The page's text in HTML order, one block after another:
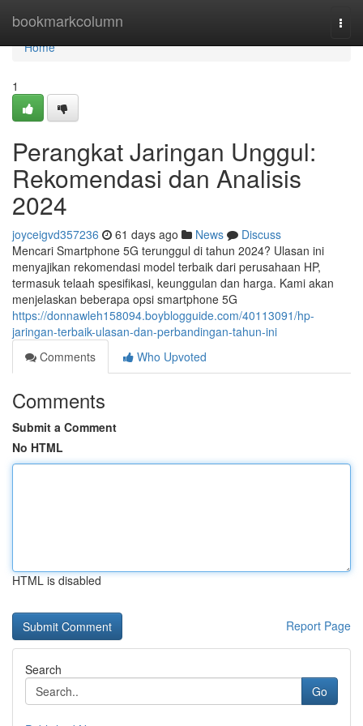
bookmarkcolumn
Home
Home
1
Perangkat Jaringan Unggul:
Rekomendasi dan Analisis
2024
joyceigvd357236 61 days ago News
Discuss
Mencari Smartphone 5G terunggul di tahun 2024? Ulasan ini
menyajikan rekomendasi model terbaik dari perusahaan HP,
termasuk telaah spesifikasi, keunggulan dan harga. Kami akan
menjelaskan beberapa opsi smartphone 5G
https://donnawleh158094.boyblogguide.com/40113091/hp-
jaringan-terbaik-ulasan-dan-perbandingan-tahun-ini
Comments
Who Upvoted
Comments
Submit a Comment
No HTML
HTML is disabled
Report Page
Search
Go